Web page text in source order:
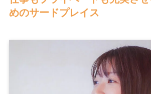
めのサードプレイス